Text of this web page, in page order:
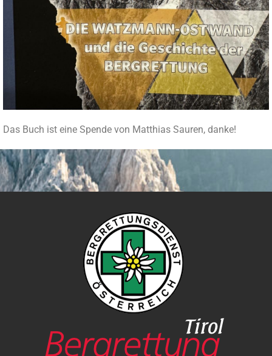
Das Buch ist eine Spende von Matthias Sauren, danke!